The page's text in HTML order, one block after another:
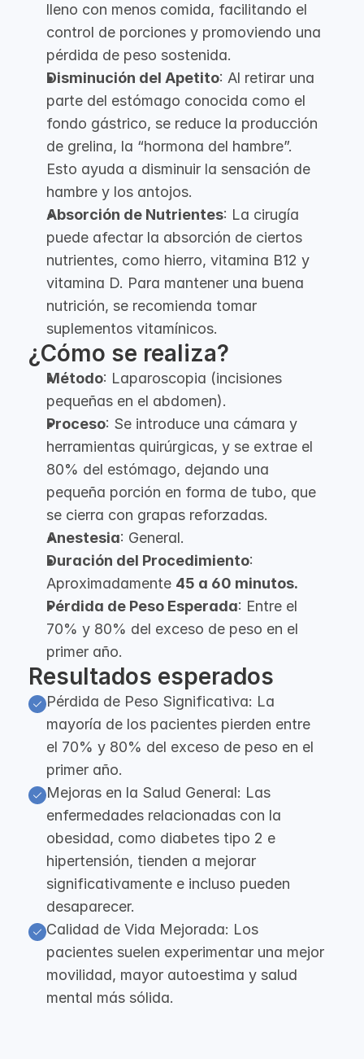
lleno con menos comida, facilitando el
control de porciones y promoviendo una
pérdida de peso sostenida.
Disminución del Apetito: Al retirar una
parte del estómago conocida como el
fondo gástrico, se reduce la producción
de grelina, la “hormona del hambre”.
Esto ayuda a disminuir la sensación de
hambre y los antojos.
Absorción de Nutrientes: La cirugía
puede afectar la absorción de ciertos
nutrientes, como hierro, vitamina B12 y
vitamina D. Para mantener una buena
nutrición, se recomienda tomar
suplementos vitamínicos.
¿Cómo se realiza?
Método: Laparoscopia (incisiones
pequeñas en el abdomen).
Proceso: Se introduce una cámara y
herramientas quirúrgicas, y se extrae el
80% del estómago, dejando una
pequeña porción en forma de tubo, que
se cierra con grapas reforzadas.
Anestesia: General.
Duración del Procedimiento:
Aproximadamente 45 a 60 minutos.
Pérdida de Peso Esperada: Entre el
70% y 80% del exceso de peso en el
primer año.
Resultados esperados
Pérdida de Peso Significativa: La
mayoría de los pacientes pierden entre
el 70% y 80% del exceso de peso en el
primer año.
Mejoras en la Salud General: Las
enfermedades relacionadas con la
obesidad, como diabetes tipo 2 e
hipertensión, tienden a mejorar
significativamente e incluso pueden
desaparecer.
Calidad de Vida Mejorada: Los
pacientes suelen experimentar una mejor
movilidad, mayor autoestima y salud
mental más sólida.